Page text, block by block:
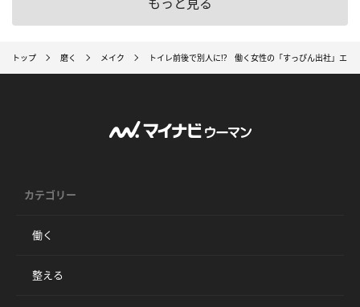
トップ 磨く メイク トイレ前後で別人に!? 働く女性の「すっぴん出社」エピ
カテゴリー
働く
整える